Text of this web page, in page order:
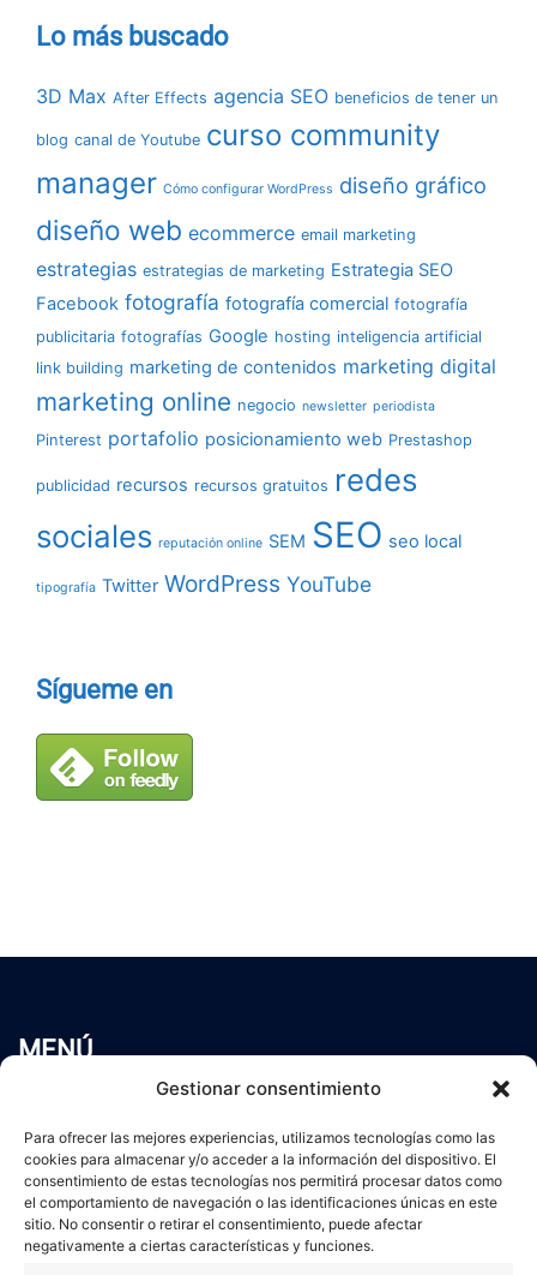
Gestionar consentimiento
Para ofrecer las mejores experiencias, utilizamos tecnologías como las
cookies para almacenar y/o acceder a la información del dispositivo. El
consentimiento de estas tecnologías nos permitirá procesar datos como
el comportamiento de navegación o las identificaciones únicas en este
sitio. No consentir o retirar el consentimiento, puede afectar
negativamente a ciertas características y funciones.
Lo más buscado
3D Max After Effects agencia SEO beneficios de tener un
blog canal de Youtube curso community
manager Cómo configurar WordPress diseño gráfico
diseño web ecommerce email marketing
estrategias estrategias de marketing Estrategia SEO
Facebook fotografía fotografía comercial fotografía
publicitaria fotografías Google hosting inteligencia artificial
link building marketing de contenidos marketing digital
marketing online negocio newsletter periodista
Pinterest portafolio posicionamiento web Prestashop
publicidad recursos recursos gratuitos redes
sociales reputación online SEM SEO seo local
tipografía Twitter WordPress YouTube
Sígueme en
MENÚ
Servicios
Blog
Contacto
Aviso Legal